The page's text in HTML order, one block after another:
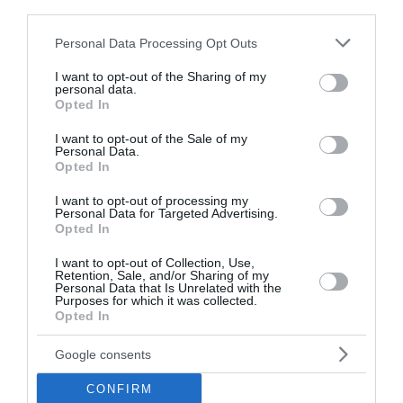
Please note that this website/app uses one or more Google
not limited to your visit or usage behaviour. You may click to
grant or deny consent to Google and its third-party tags to
use your data for below specified purposes in below Google
consent section.
Personal Data Processing Opt Outs
I want to opt-out of the Sharing of my
personal data.
Opted In
I want to opt-out of the Sale of my
Personal Data.
Opted In
I want to opt-out of processing my
Personal Data for Targeted Advertising.
Opted In
I want to opt-out of Collection, Use,
Retention, Sale, and/or Sharing of my
Personal Data that Is Unrelated with the
Purposes for which it was collected.
Opted In
Google consents
CONFIRM
2.500 μόνιμες προσλήψεις
αποφοίτων λυκείου μέσω ΑΣΕΠ
Μία από τις μεγαλύτερες προκηρύξεις της χρονιάς
ετοιμάζει το ΑΣΕΠ, καθώς το επόμενο διάστημα